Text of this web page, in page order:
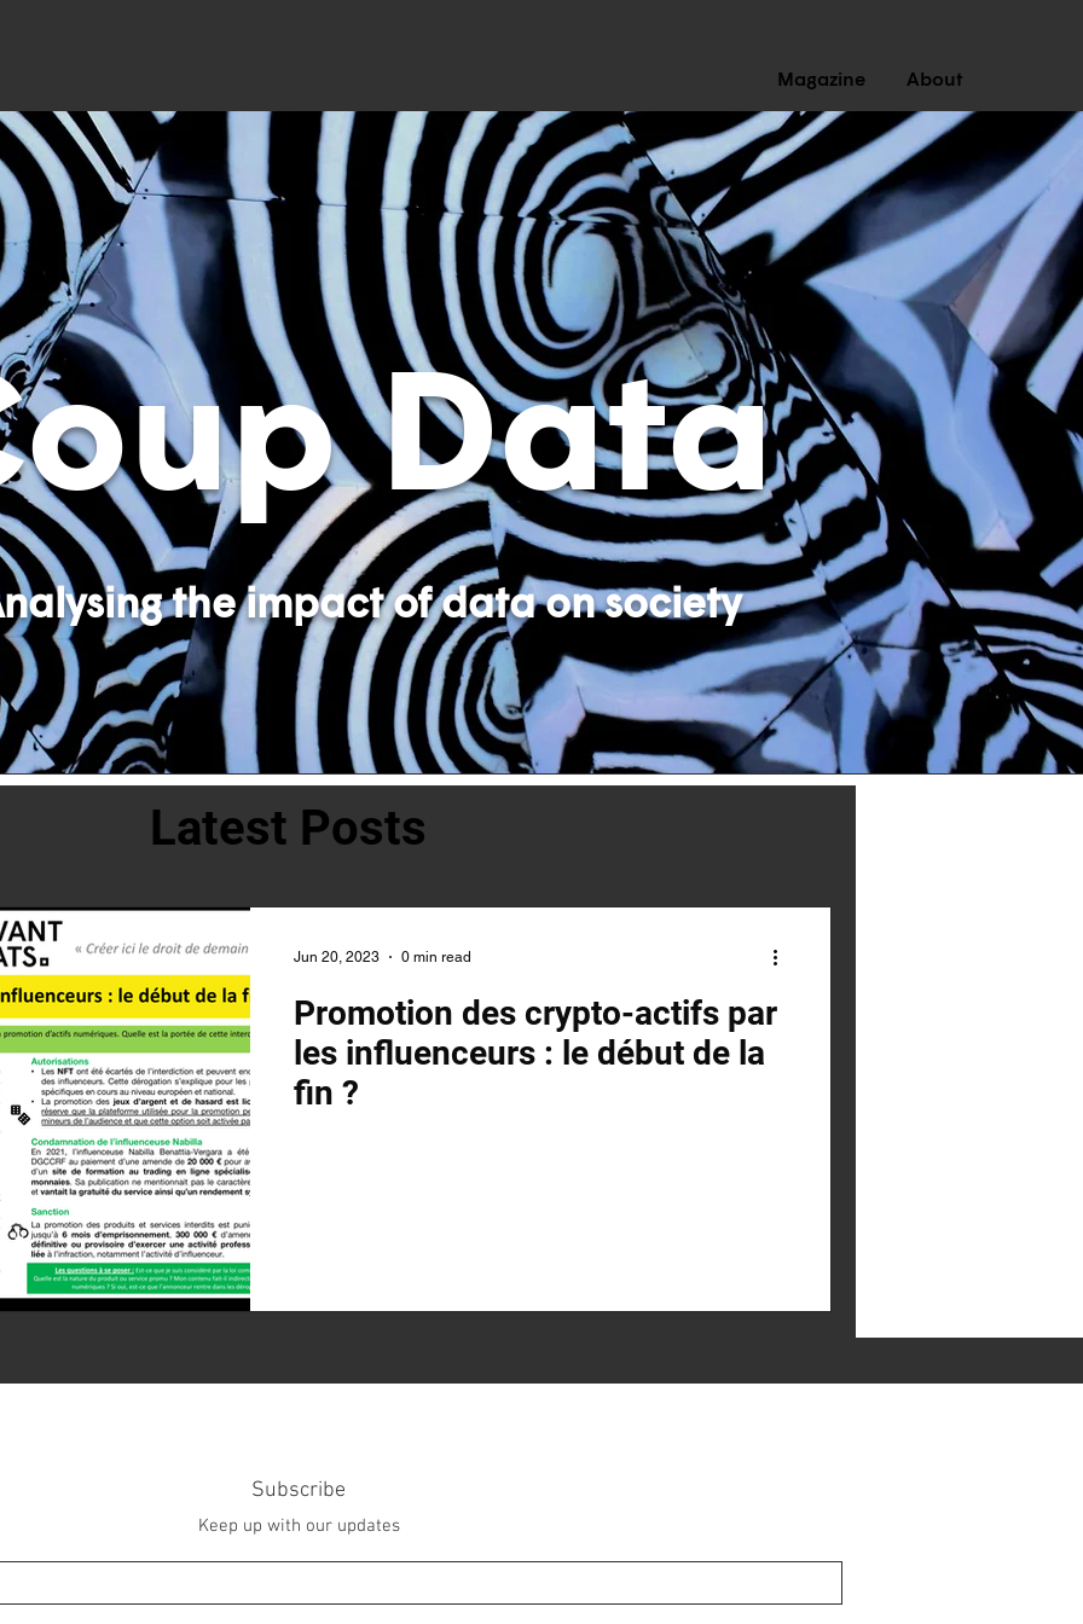
Magazine About
Data
the impact of data on society
Promotion des crypto-actifs par
les influenceurs : le début de la
fin ?
Jun 20, 2023 0 min read
Latest Posts
Subscribe
Keep up with our updates